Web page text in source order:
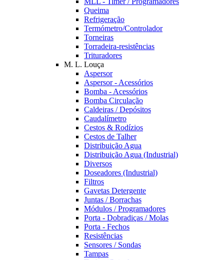
Queima
Refrigeração
Termómetro/Controlador
Torneiras
Torradeira-resistências
Trituradores
M. L. Louça
Aspersor
Aspersor - Acessórios
Bomba - Acessórios
Bomba Circulação
Caldeiras / Depósitos
Caudalímetro
Cestos & Rodízios
Cestos de Talher
Distribuição Agua
Distribuição Agua (Industrial)
Diversos
Doseadores (Industrial)
Filtros
Gavetas Detergente
Juntas / Borrachas
Módulos / Programadores
Porta - Dobradiças / Molas
Porta - Fechos
Resistências
Sensores / Sondas
Tampas